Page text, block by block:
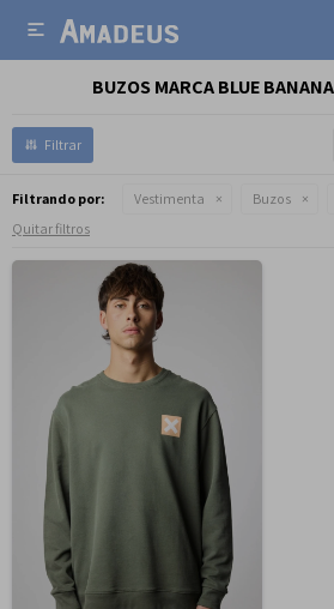

BUZOS MARCA BLUE
Filtrando por: Vestimenta Buzos
Quitar filtros